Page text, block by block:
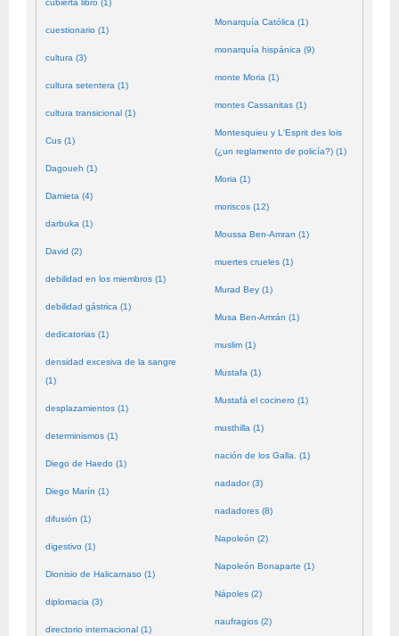
cubierta libro (1)
cuestionario (1)
cultura (3)
cultura setentera (1)
cultura transicional (1)
Cus (1)
Dagoueh (1)
Damieta (4)
darbuka (1)
David (2)
debilidad en los miembros (1)
debilidad gástrica (1)
dedicatorias (1)
densidad excesiva de la sangre
(1)
desplazamientos (1)
determinismos (1)
Diego de Haedo (1)
Diego Marín (1)
difusión (1)
digestivo (1)
Dionisio de Halicarnaso (1)
diplomacia (3)
directorio internacional (1)
Monarquía Católica (1)
monarquía hispánica (9)
monte Moria (1)
montes Cassanitas (1)
Montesquieu y L'Esprit des lois
(¿un reglamento de policía?) (1)
Moria (1)
moriscos (12)
Moussa Ben-Amran (1)
muertes crueles (1)
Murad Bey (1)
Musa Ben-Amrán (1)
muslim (1)
Mustafa (1)
Mustafá el cocinero (1)
musthilla (1)
nación de los Galla. (1)
nadador (3)
nadadores (8)
Napoleón (2)
Napoleón Bonaparte (1)
Nápoles (2)
naufragios (2)